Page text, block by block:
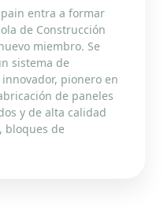
entra a formar
de Construcción
miembro. Se
sistema de
pionero en
de paneles
y de alta calidad
bloques de